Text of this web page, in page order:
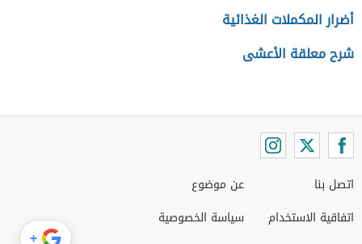
أضرار المكملات الغذائية
شرح معلقة الأعشى
اتصل بنا
اتفاقية الاستخدام
عن موضوع
سياسة الخصوصية
+